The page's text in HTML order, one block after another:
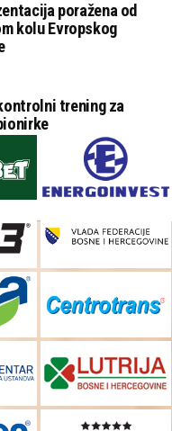
poražena od
kolu Evropskog
trening za